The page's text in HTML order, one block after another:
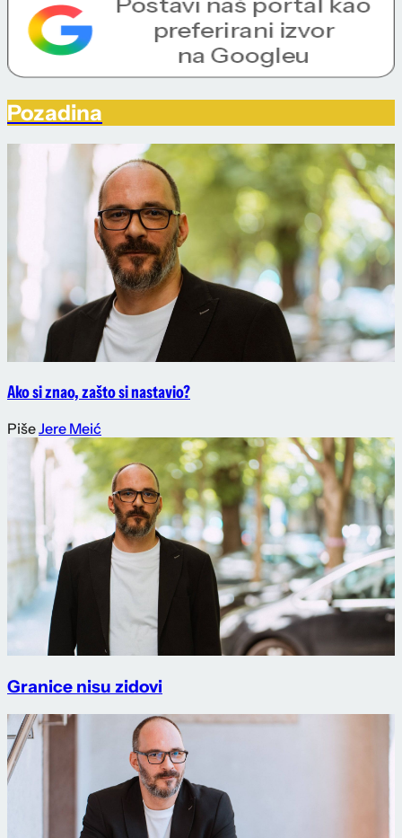
Pozadina
Ako si znao, zašto si nastavio?
PišeJere Meić
Granice nisu zidovi